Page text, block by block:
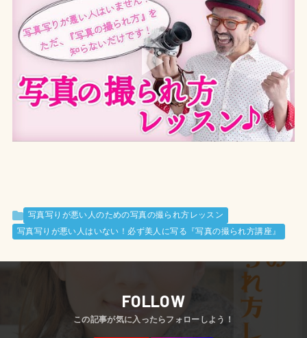
写真写りが悪い人のための写真の撮られ方レッスン
写真写りが悪い人はいない！必ず美人に写る『写真の撮られ方講座』
FOLLOW